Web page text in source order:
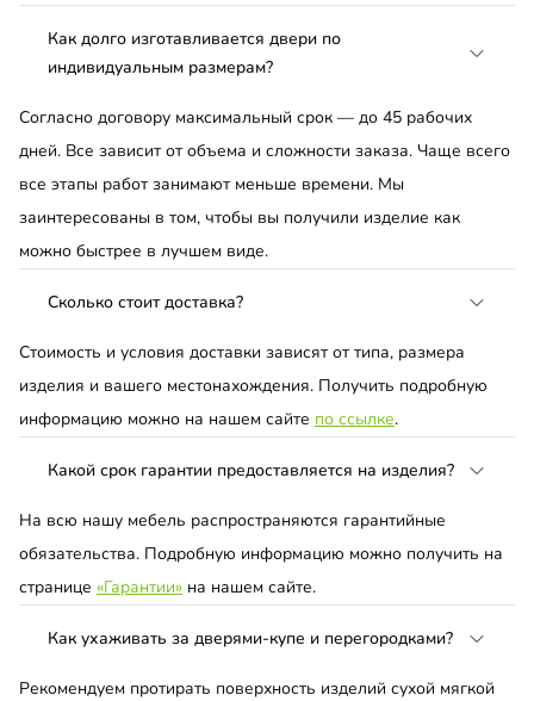
Как долго изготавливается двери по
индивидуальным размерам?
Согласно договору максимальный срок — до 45 рабочих
дней. Все зависит от объема и сложности заказа. Чаще всего
все этапы работ занимают меньше времени. Мы
заинтересованы в том, чтобы вы получили изделие как
можно быстрее в лучшем виде.
Сколько стоит доставка?
Стоимость и условия доставки зависят от типа, размера
изделия и вашего местонахождения. Получить подробную
информацию можно на нашем сайте по ссылке.
Какой срок гарантии предоставляется на изделия?
На всю нашу мебель распространяются гарантийные
обязательства. Подробную информацию можно получить на
странице «Гарантии» на нашем сайте.
Как ухаживать за дверями-купе и перегородками?
Рекомендуем протирать поверхность изделий сухой мягкой